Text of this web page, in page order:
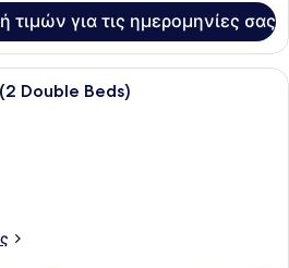
τιμών για τις ημερομηνίες σας
Ένα δωμάτιο ξενοδοχείου με δύο
Double Beds)